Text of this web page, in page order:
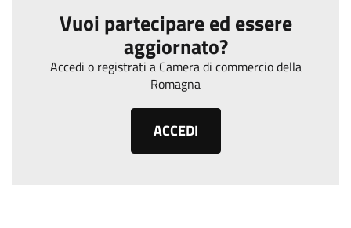
Vuoi partecipare ed essere
aggiornato?
Accedi o registrati a Camera di commercio della
Romagna
ACCEDI